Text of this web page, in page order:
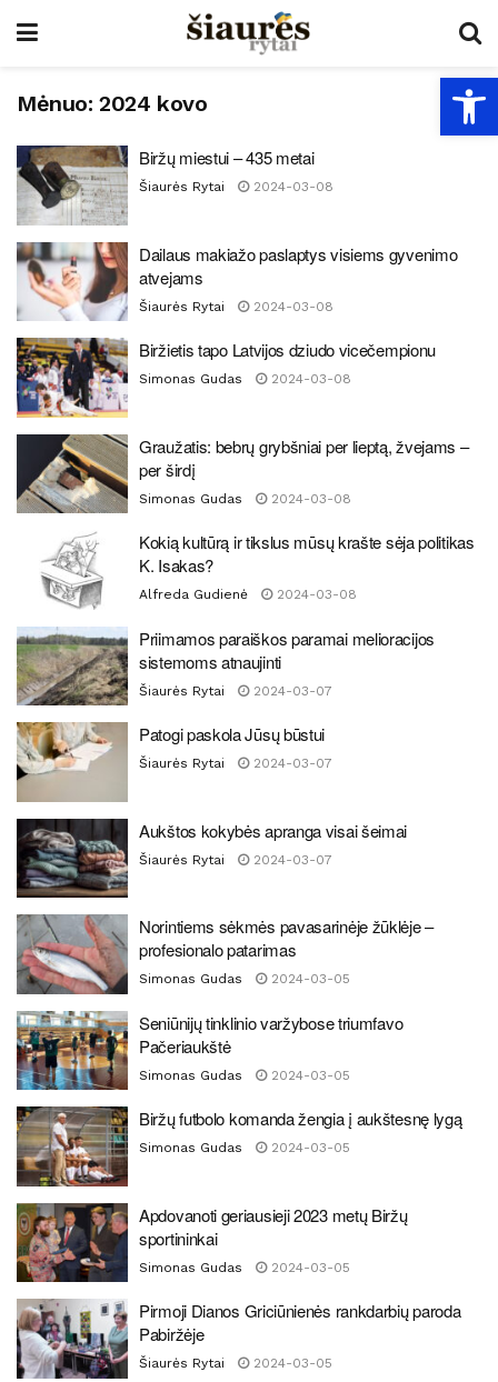
Mėnuo:2024 kovo
Biržų miestui – 435 metai
Šiaurės Rytai 2024-03-08
Dailaus makiažo paslaptys visiems gyvenimo
atvejams
Šiaurės Rytai 2024-03-08
Biržietis tapo Latvijos dziudo vicečempionu
Simonas Gudas 2024-03-08
Graužatis: bebrų grybšniai per lieptą, žvejams –
per širdį
Simonas Gudas 2024-03-08
Kokią kultūrą ir tikslus mūsų krašte sėja politikas
K. Isakas?
Alfreda Gudienė 2024-03-08
Priimamos paraiškos paramai melioracijos
sistemoms atnaujinti
Šiaurės Rytai 2024-03-07
Patogi paskola Jūsų būstui
Šiaurės Rytai 2024-03-07
Aukštos kokybės apranga visai šeimai
Šiaurės Rytai 2024-03-07
Norintiems sėkmės pavasarinėje žūklėje –
profesionalo patarimas
Simonas Gudas 2024-03-05
Seniūnijų tinklinio varžybose triumfavo
Pačeriaukštė
Simonas Gudas 2024-03-05
Biržų futbolo komanda žengia į aukštesnę lygą
Simonas Gudas 2024-03-05
Apdovanoti geriausieji 2023 metų Biržų
sportininkai
Simonas Gudas 2024-03-05
Pirmoji Dianos Griciūnienės rankdarbių paroda
Pabiržėje
Šiaurės Rytai 2024-03-05